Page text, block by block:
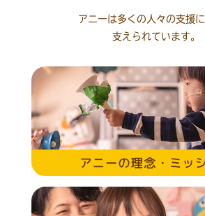
アニーは多くの人々の支援
支えられています。